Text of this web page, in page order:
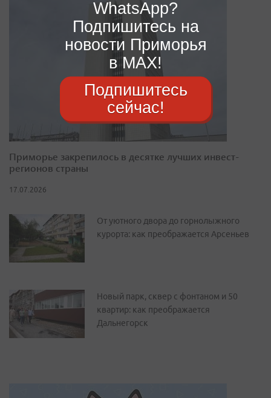
Приморье закрепилось в десятке лучших инвест-
регионов страны
17.07.2026
От уютного двора до горнолыжного
курорта: как преображается Арсеньев
Новый парк, сквер с фонтаном и 50
квартир: как преображается
Дальнегорск
WhatsApp?
Подпишитесь на
новости Приморья
в MAX!
Подпишитесь
сейчас!